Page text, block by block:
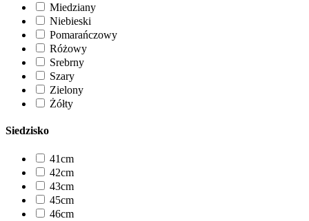
Miedziany
Niebieski
Pomarańczowy
Różowy
Srebrny
Szary
Zielony
Żółty
Siedzisko
41cm
42cm
43cm
45cm
46cm